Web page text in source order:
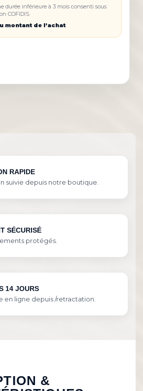
durée inférieure à 3 mois consenti sous
COFIDIS.
montant de l’achat
RAPIDE
suivie depuis notre boutique.
SÉCURISÉ
protégés.
14 JOURS
en ligne depuis /retractation.
&